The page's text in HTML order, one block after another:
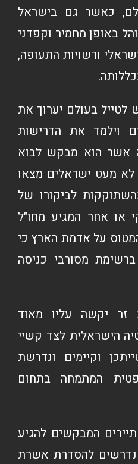
כאשר גם בישראל
באופן מחמיר וקפדני
ורשויות התעופה,
בעולם יערוך את
וילמד את הדרישות
אשר הוא מבקש לבוא
מעט ישראלים מצאו
לביקורו של
או אחר המגיע מחו"ל
על אדמת הארץ כי
מסורבי כניסה
יקשה עליו מאוד
הישראלית לצד קשיי
וקיימים ונדרשת
המתמחה בתחום
המבקשים להגיע
נדרשים להסדרת אשרת